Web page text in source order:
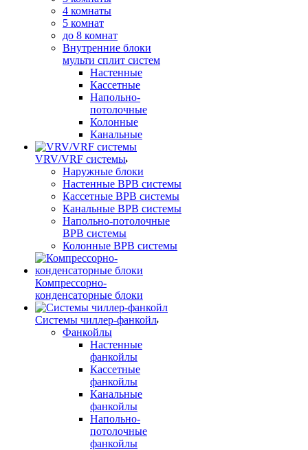
4 комнаты
5 комнат
до 8 комнат
Внутренние блоки
мульти сплит систем
Настенные
Кассетные
Напольно-
потолочные
Колонные
Канальные
VRV/VRF системы
Наружные блоки
Настенные ВРВ системы
Кассетные ВРВ системы
Канальные ВРВ системы
Напольно-потолочные
ВРВ системы
Колонные ВРВ системы
Компрессорно-
конденсаторные блоки
Системы чиллер-фанкойл
Фанкойлы
Настенные
фанкойлы
Кассетные
фанкойлы
Канальные
фанкойлы
Напольно-
потолочные
фанкойлы